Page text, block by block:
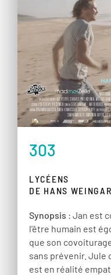
303
LYCÉENS
DE HANS
Synopsis : Jan est
l'être humain est
que son
sans prévenir. Jule
est en réalité